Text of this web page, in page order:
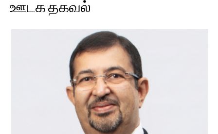
ஊடக தகவல்